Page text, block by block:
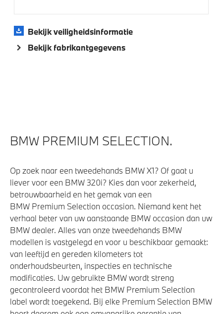
Trekhaak met elektrisch wegklapbare kogel
M Sportremsysteem Schwarz
Stoelventilatie voor beide voorstoelen
Elektrische voorzieningen
Massagefunctie voor beide voorstoelen
Parking Assistant Professional
Soft-Close-Automatic voor portieren
Driving Assistant Professional
Draadloos oplaadstation
Comfort Access
Bekerhouders met temperatuur functie
Bekijk veiligheidsinformatie
Bekijk fabrikantgegevens
BMW PREMIUM SELECTION.
Op zoek naar een tweedehands BMW X1? Of gaat u
liever voor een BMW 320i? Kies dan voor zekerheid,
betrouwbaarheid en het gemak van een
BMW Premium Selection occasion. Niemand kent het
verhaal beter van uw aanstaande BMW occasion dan uw
BMW dealer. Alles van onze tweedehands BMW
modellen is vastgelegd en voor u beschikbaar gemaakt:
van leeftijd en gereden kilometers tot
onderhoudsbeurten, inspecties en technische
modificaties. Uw gebruikte BMW wordt streng
gecontroleerd voordat het BMW Premium Selection
label wordt toegekend. Bij elke Premium Selection BMW